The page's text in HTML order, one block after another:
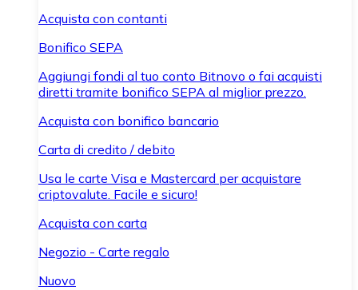
Acquista con contanti
Bonifico SEPA
Aggiungi fondi al tuo conto Bitnovo o fai acquisti
diretti tramite bonifico SEPA al miglior prezzo.
Acquista con bonifico bancario
Carta di credito / debito
Usa le carte Visa e Mastercard per acquistare
criptovalute. Facile e sicuro!
Acquista con carta
Negozio - Carte regalo
Nuovo